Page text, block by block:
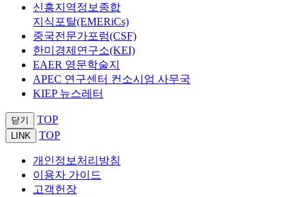
신흥지역정보종합
지식포탈(EMERiCs)
중국전문가포럼(CSF)
한미경제연구소(KEI)
EAER 영문학술지
APEC 연구센터 컨소시엄 사무국
KIEP 뉴스레터
닫기 TOP
LINK TOP
개인정보처리방침
이용자 가이드
고객헌장